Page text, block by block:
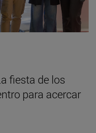
fiesta de los
para acercar